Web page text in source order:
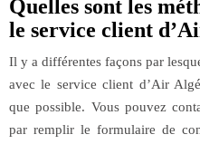
Quelles sont les
le service client
Il y a différentes façons par
avec le service client d’Air
que possible. Vous pouvez
par remplir le formulaire de